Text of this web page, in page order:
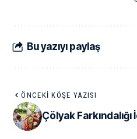
Bu yazıyı paylaş
ÖNCEKI KÖŞE YAZISI
Çölyak